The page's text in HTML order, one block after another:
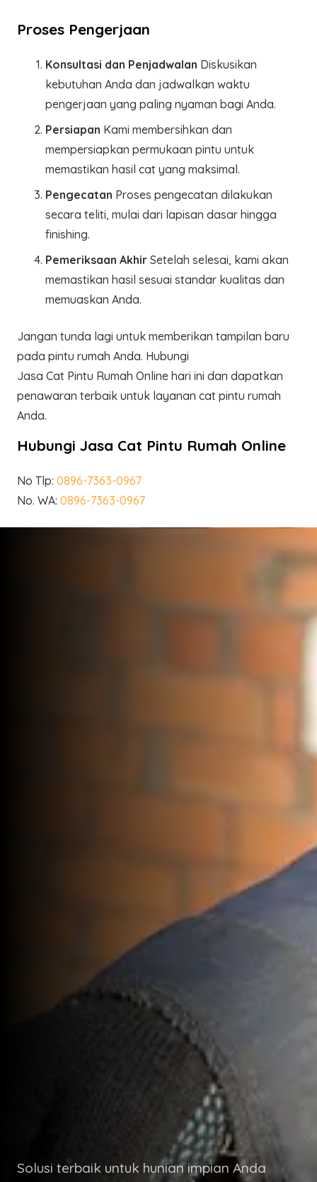
Proses Pengerjaan
Konsultasi dan Penjadwalan Diskusikan
kebutuhan Anda dan jadwalkan waktu
pengerjaan yang paling nyaman bagi Anda.
Persiapan Kami membersihkan dan
mempersiapkan permukaan pintu untuk
memastikan hasil cat yang maksimal.
Pengecatan Proses pengecatan dilakukan
secara teliti, mulai dari lapisan dasar hingga
finishing.
Pemeriksaan Akhir Setelah selesai, kami akan
memastikan hasil sesuai standar kualitas dan
memuaskan Anda.
Jangan tunda lagi untuk memberikan tampilan baru
pada pintu rumah Anda. Hubungi
Jasa Cat Pintu Rumah Online hari ini dan dapatkan
penawaran terbaik untuk layanan cat pintu rumah
Anda.
Hubungi Jasa Cat Pintu Rumah Online
No Tlp: 0896-7363-0967
No. WA: 0896-7363-0967
Solusi terbaik untuk hunian impian Anda